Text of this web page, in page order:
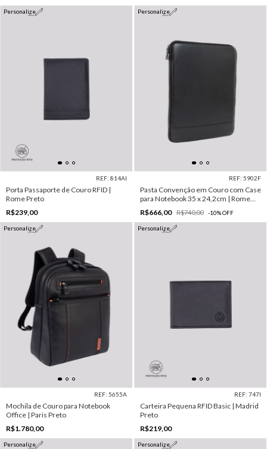
Personalize
REF: 814AI
Porta Passaporte de Couro RFID |
Rome Preto
R$239,00
Personalize
REF: 5902F
Pasta Convenção em Couro com Case
para Notebook 35 x 24,2cm | Rome
Preto
R$666,00 R$740,00 -10%OFF
Personalize
REF: 5655A
Mochila de Couro para Notebook
Office | Paris Preto
R$1.780,00
Personalize
REF: 747I
Carteira Pequena RFID Basic | Madrid
Preto
R$219,00
Personalize Personalize